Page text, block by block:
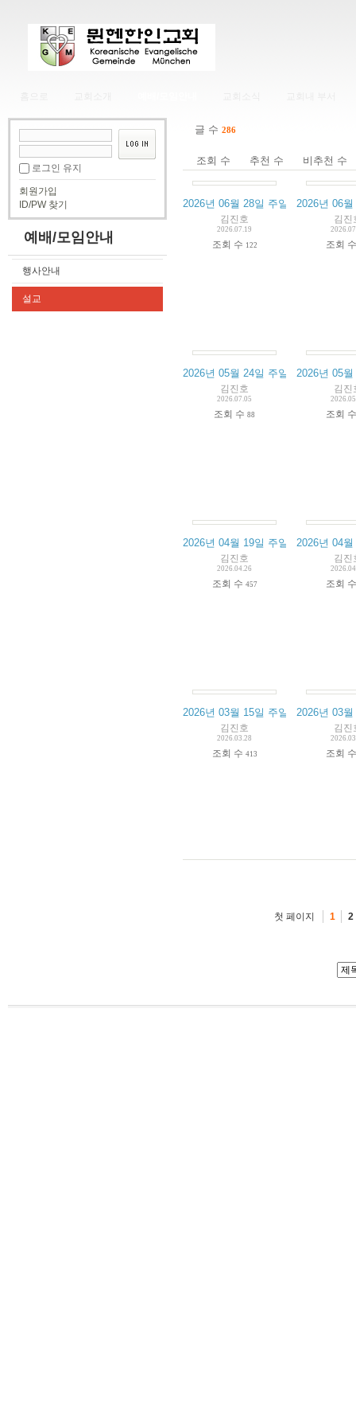
로그인 유지
회원가입
ID/PW 찾기
예배/모임안내
행사안내
설교
글 수 286
조회 수 추천 수 비추천 수
2026년 06월 28일 주일예배 실황
김진호
2026.07.19
조회 수 122
2026년 06
김진
조회
2026년 05월 24일 주일예배 실황
김진호
2026.07.05
조회 수 88
2026년 05
김진
조회
2026년 04월 19일 주일예배 실황
김진호
2026.04.26
조회 수 457
2026년 04
김진
조회
2026년 03월 15일 주일예배 실황
김진호
2026.03.28
조회 수 413
2026년 03
김진
조회
첫 페이지 1 2